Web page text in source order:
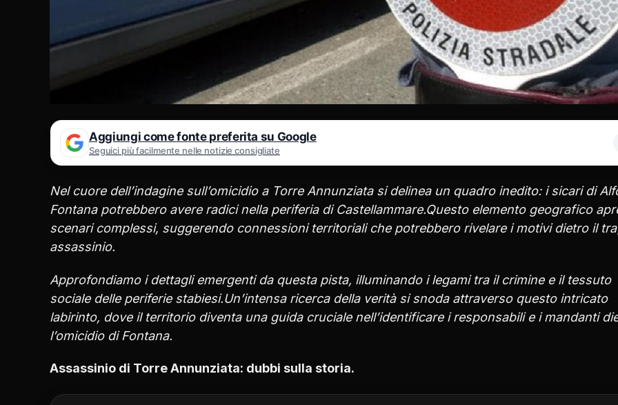
Aggiungi come fonte preferita su Google
Seguici più facilmente nelle notizie consigliate
Nel cuore dell’indagine sull’omicidio a Torre Annunziata si delinea un quadro inedito: i sicari di
Fontana potrebbero avere radici nella periferia di Castellammare.Questo elemento geografico
scenari complessi, suggerendo connessioni territoriali che potrebbero rivelare i motivi dietro il
assassinio.
Approfondiamo i dettagli emergenti da questa pista, illuminando i legami tra il crimine e il tessuto
sociale delle periferie stabiesi.Un’intensa ricerca della verità si snoda attraverso questo intricato
labirinto, dove il territorio diventa una guida cruciale nell’identificare i responsabili e i mandanti
l’omicidio di Fontana.
Assassinio di Torre Annunziata: dubbi sulla storia.